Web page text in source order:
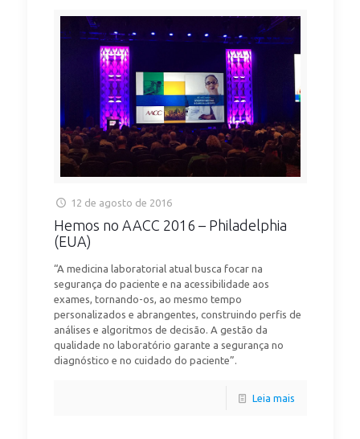
12 de agosto de 2016
Hemos no AACC 2016 – Philadelphia
(EUA)
“A medicina laboratorial atual busca focar na
segurança do paciente e na acessibilidade aos
exames, tornando-os, ao mesmo tempo
personalizados e abrangentes, construindo perfis de
análises e algoritmos de decisão. A gestão da
qualidade no laboratório garante a segurança no
diagnóstico e no cuidado do paciente”.
Leia mais